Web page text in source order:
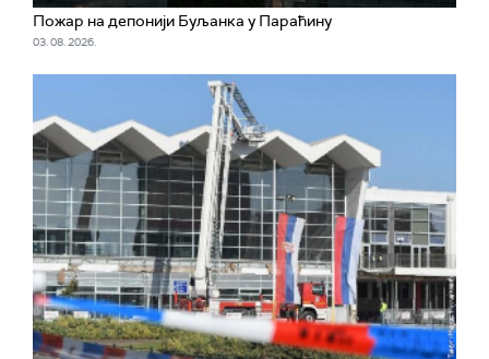
Пожар на депонији Буљанка у Параћину
03. 08. 2026.